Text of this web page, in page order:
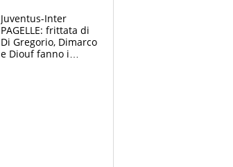
Juventus-Inter
PAGELLE: frittata di
Di Gregorio, Dimarco
e Diouf fanno i